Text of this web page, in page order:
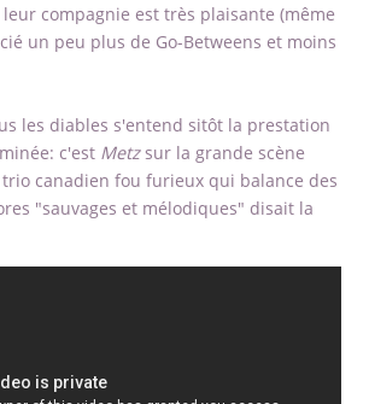
compagnie est très plaisante (même
un peu plus de Go-Betweens et moins
les diables s'entend sitôt la prestation
c'est Metzsur la grande scène
canadien fou furieux qui balance des
"sauvages et mélodiques" disait la